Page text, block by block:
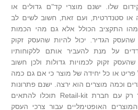
שלו. ישנם מוצרי קד"ם גדולים או
או סטנדרטית, ועם זאת, חשוב לשים לב
התקציב הכולל אלא גם מהי הכמות
הגדיר. יכול להיות שהעסק זקוק
על מנת להעביר אותם ללקוחותיו
זקוק לכמויות גדולות ולכן חשוב
פריט או כל יחידה של מוצר כי אם גם כמה
וכמה מוצרים הוא ירצה. ישנם פתרונות
רבים בתחום הקד"מ, אך רק עם חברת Retail-kit תוכלו להתאים
האופטימליים עבור צרכי העסק